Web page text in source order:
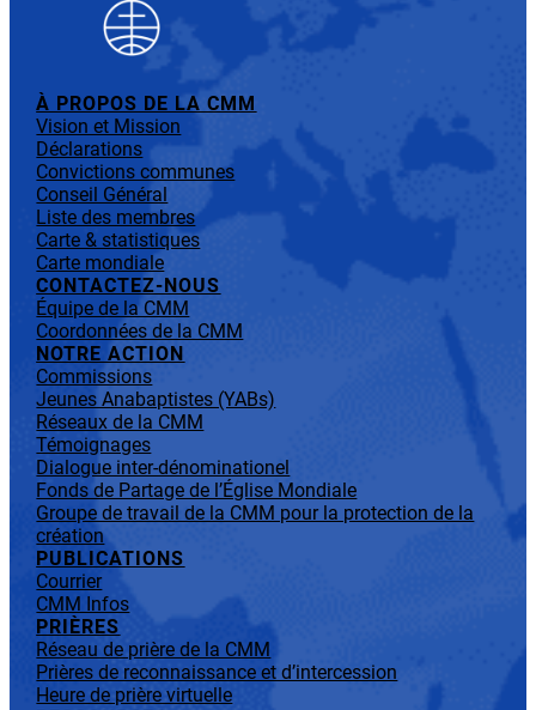
À PROPOS DE LA CMM
Vision et Mission
Déclarations
Convictions communes
Conseil Général
Liste des membres
Carte & statistiques
Carte mondiale
CONTACTEZ-NOUS
Équipe de la CMM
Coordonnées de la CMM
NOTRE ACTION
Commissions
Jeunes Anabaptistes (YABs)
Réseaux de la CMM
Témoignages
Dialogue inter-dénominationel
Fonds de Partage de l’Église Mondiale
Groupe de travail de la CMM pour la protection de la
création
PUBLICATIONS
Courrier
CMM Infos
PRIÈRES
Réseau de prière de la CMM
Prières de reconnaissance et d’intercession
Heure de prière virtuelle